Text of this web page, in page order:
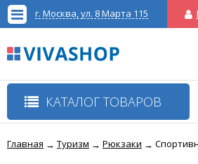
г. Москва, ул. 8 Марта 115
КАТАЛОГ ТОВАРОВ
Главная → Туризм → Рюкзаки →